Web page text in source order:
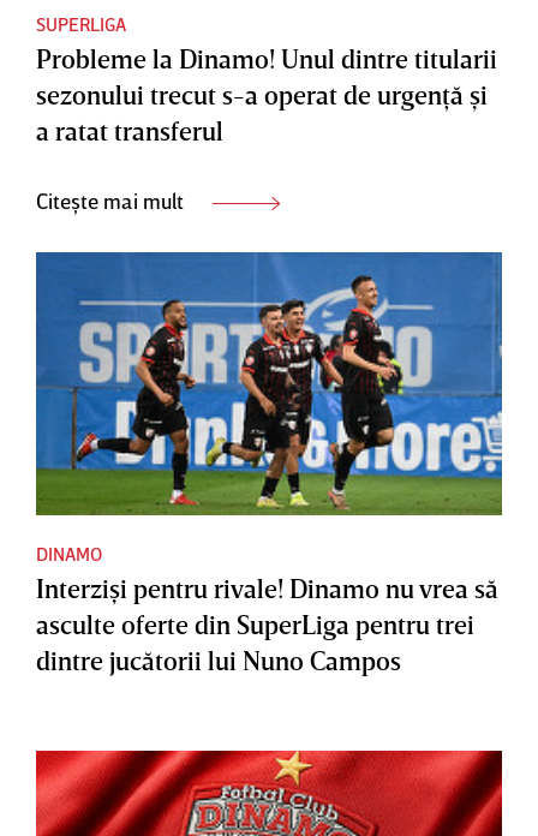
SUPERLIGA
Probleme la Dinamo! Unul dintre titularii
sezonului trecut s-a operat de urgenţă şi
a ratat transferul
Citește mai mult
DINAMO
Interzişi pentru rivale! Dinamo nu vrea să
asculte oferte din SuperLiga pentru trei
dintre jucătorii lui Nuno Campos